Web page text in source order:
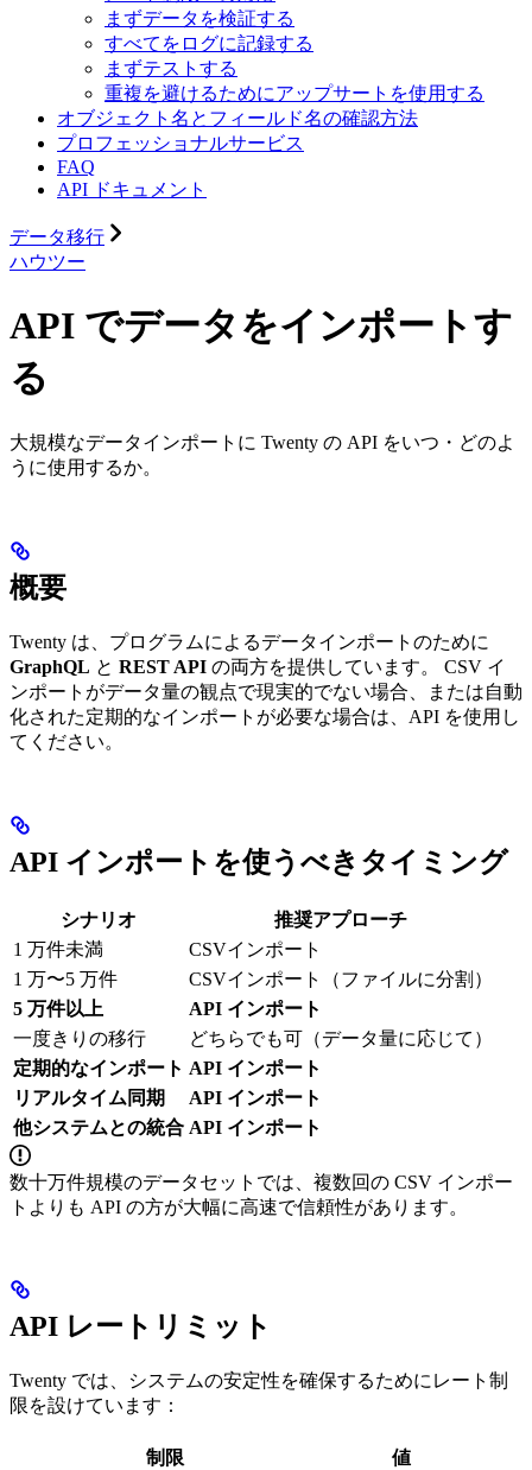
まずデータを検証する
すべてをログに記録する
まずテストする
重複を避けるためにアップサートを使用する
オブジェクト名とフィールド名の確認方法
プロフェッショナルサービス
FAQ
API ドキュメント
データ移行
ハウツー
API でデータをインポートす
る
大規模なデータインポートに Twenty の API をいつ・どのよ
うに使用するか。
概要
Twenty は、プログラムによるデータインポートのために
GraphQL と REST API の両方を提供しています。 CSV イ
ンポートがデータ量の観点で現実的でない場合、または自動
化された定期的なインポートが必要な場合は、API を使用し
てください。
API インポートを使うべきタイミング
シナリオ
推奨アプローチ
1 万件未満
CSVインポート
1 万〜5 万件
CSVインポート（ファイルに分割）
5 万件以上
API インポート
一度きりの移行
どちらでも可（データ量に応じて）
定期的なインポート API インポート
リアルタイム同期
API インポート
他システムとの統合 API インポート
数十万件規模のデータセットでは、複数回の CSV インポー
トよりも API の方が大幅に高速で信頼性があります。
API レートリミット
Twenty では、システムの安定性を確保するためにレート制
限を設けています：
制限
値